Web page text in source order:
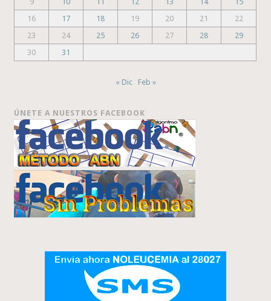
16
17 18 19 20 21
22
23
24 25 26 27 28
29
30
31
« Dic Feb »
ÚNETE A NUESTROS FACEBOOK